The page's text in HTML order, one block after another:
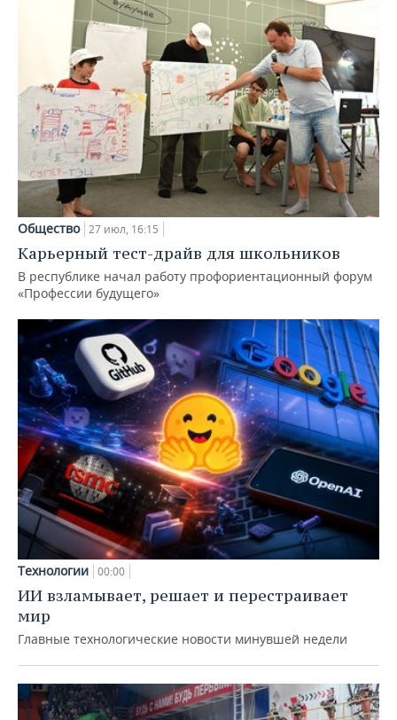
Общество 27 июл, 16:15
Карьерный тест-драйв для школьников
В республике начал работу профориентационный форум
«Профессии будущего»
Технологии 00:00
ИИ взламывает, решает и перестраивает
мир
Главные технологические новости минувшей недели